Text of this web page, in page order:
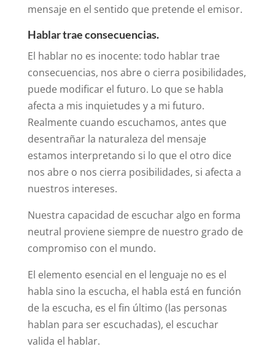
mensaje en el sentido que pretende el emisor.
Hablar trae consecuencias.
El hablar no es inocente: todo hablar trae
consecuencias, nos abre o cierra posibilidades,
puede modificar el futuro. Lo que se habla
afecta a mis inquietudes y a mi futuro.
Realmente cuando escuchamos, antes que
desentrañar la naturaleza del mensaje
estamos interpretando si lo que el otro dice
nos abre o nos cierra posibilidades, si afecta a
nuestros intereses.
Nuestra capacidad de escuchar algo en forma
neutral proviene siempre de nuestro grado de
compromiso con el mundo.
El elemento esencial en el lenguaje no es el
habla sino la escucha, el habla está en función
de la escucha, es el fin último (las personas
hablan para ser escuchadas), el escuchar
valida el hablar.